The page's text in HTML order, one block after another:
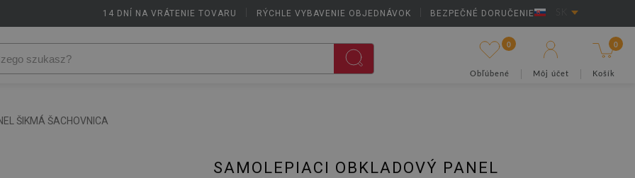
14 DNÍ NA VRÁTENIE TOVARU RÝCHLE VYBAVENIE OBJEDNÁVOK BEZPEČNÉ DORUČENIE
0
Obľúbené Môj účet
0
Košík
ŠIKMÁ ŠACHOVNICA
SAMOLEPIACI OBKLADOVÝ PANEL